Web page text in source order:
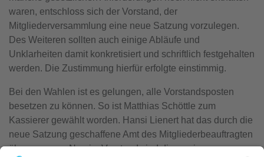
waren, entschloss sich der Vorstand, der
Mitgliederversammlung eine neue Satzung vorzulegen.
Des Weiteren sollten auch einige Abläufe und
Unklarheiten damit konkretisiert und schriftlich festgehalten
werden. Die Zustimmung hierfür erfolgte einstimmig.
Bei den Wahlen ist es gelungen, alle Vorstandsposten
besetzen zu können. So ist Matthias Schöttle zum
Kassierer gewählt worden. Hansi Lienert hat das durch die
neue Satzung geschaffene Amt des Mitgliederbeauftragten
übernommen. Neu im Vorstand sind die zwei